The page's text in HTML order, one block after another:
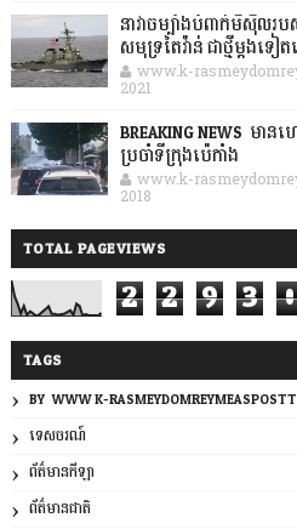
នាវាចម្បាំងបំពាក់មីស៊ីលរ
សមុទ្រតៃវ៉ាន់ ជាថ្មីម្តងទ
www.k-
2021
BREAKING NEWS: មា
ប្រចាំទីក្រុងប៉េកាំង
www.k-
2018
TOTAL PAGEVIEWS
2 2 9 3
TAGS
BY: WWW.K-
ទេសចរណ៍
ព័ត៌មានកីឡា
ព័ត៌មានជាតិ